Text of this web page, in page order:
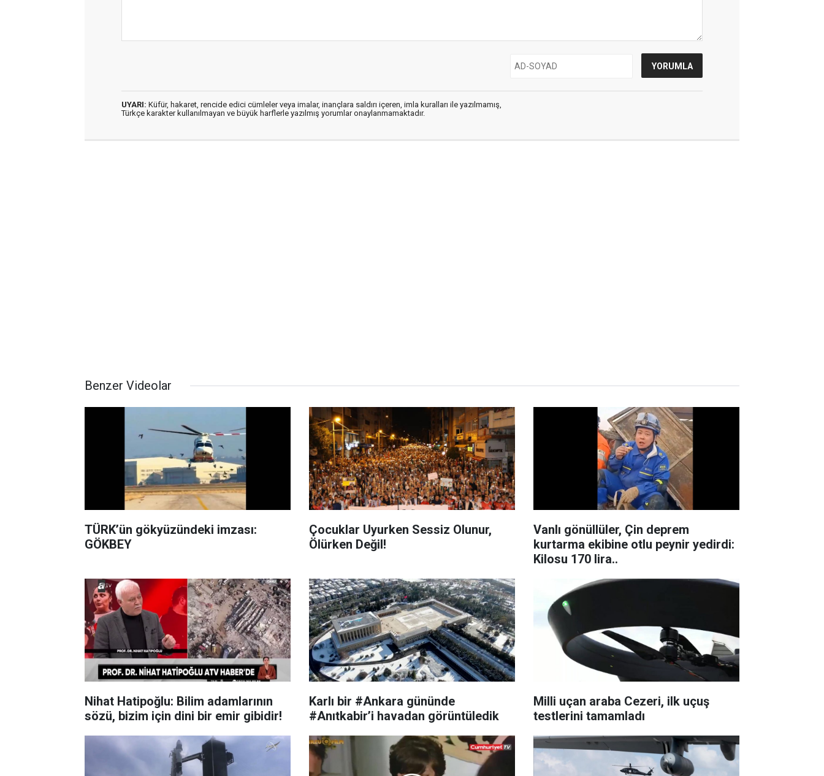
UYARI: Küfür, hakaret, rencide edici cümleler veya imalar, inançlara saldırı içeren, imla kuralları ile yazılmamış,
Türkçe karakter kullanılmayan ve büyük harflerle yazılmış yorumlar onaylanmamaktadır.
Benzer Videolar
TÜRK’ün gökyüzündeki imzası:
GÖKBEY
Çocuklar Uyurken Sessiz Olunur,
Ölürken Değil!
Vanlı gönüllüler, Çin deprem
kurtarma ekibine otlu peynir yedirdi:
Kilosu 170 lira..
Nihat Hatipoğlu: Bilim adamlarının
sözü, bizim için dini bir emir gibidir!
Karlı bir #Ankara gününde
#Anıtkabir’i havadan görüntüledik
Milli uçan araba Cezeri, ilk uçuş
testlerini tamamladı